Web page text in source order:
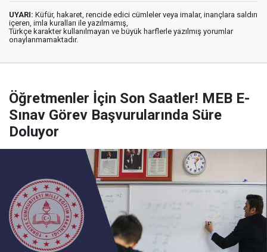
UYARI: Küfür, hakaret, rencide edici cümleler veya imalar, inançlara saldırı
içeren, imla kuralları ile yazılmamış,
Türkçe karakter kullanılmayan ve büyük harflerle yazılmış yorumlar
onaylanmamaktadır.
Öğretmenler İçin Son Saatler! MEB E-
Sınav Görev Başvurularında Süre
Doluyor